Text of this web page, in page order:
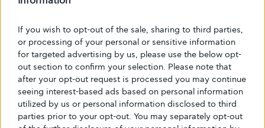
If you wish to opt-out of the sale, sharing to third parties,
or processing of your personal or sensitive information
for targeted advertising by us, please use the below opt-
out section to confirm your selection. Please note that
after your opt-out request is processed you may continue
seeing interest-based ads based on personal information
utilized by us or personal information disclosed to third
parties prior to your opt-out. You may separately opt-out
που παρουσιάζονται στη δημοσίευση.
Τα αποτελέσματα αυτά είναι προκλινικά,
δηλαδή προέρχονται από πειράματα σε ζώα.
Παρότι είναι ενδεικτικά για τον μηχανισμό, δεν
ισοδυναμούν με απόδειξη
αποτελεσματικότητας ή ασφάλειας στον